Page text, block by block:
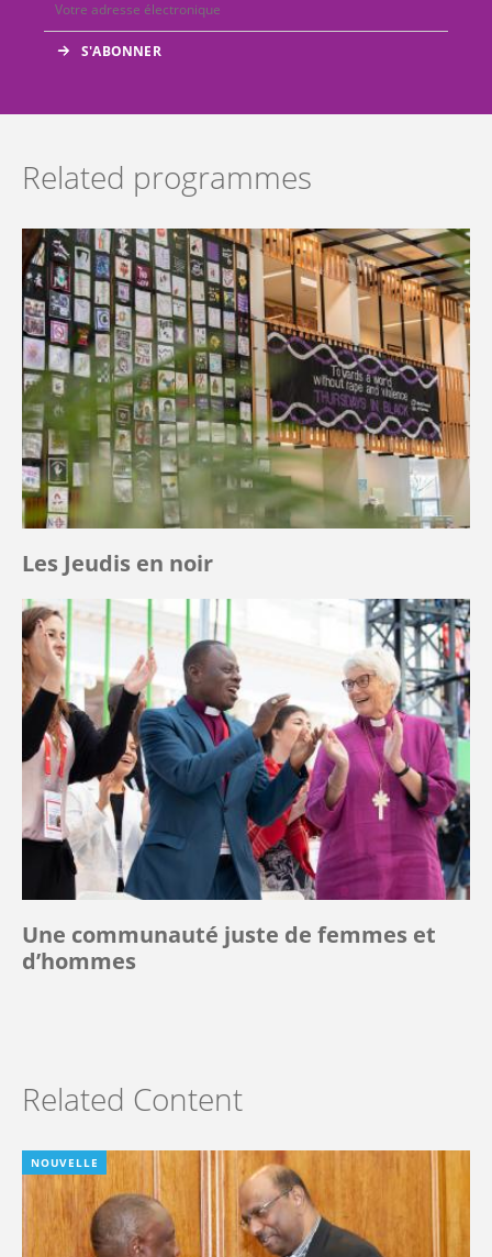
Related programmes
Les Jeudis en noir
Une communauté juste de femmes et
d’hommes
Related Content
NOUVELLE